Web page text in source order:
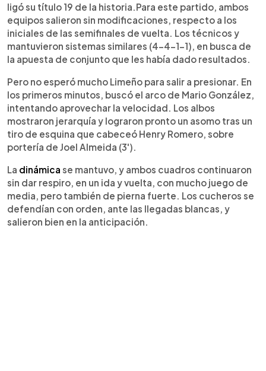
ligó su título 19 de la historia.Para este partido, ambos
equipos salieron sin modificaciones, respecto a los
iniciales de las semifinales de vuelta. Los técnicos y
mantuvieron sistemas similares (4-4-1-1), en busca de
la apuesta de conjunto que les había dado resultados.
Pero no esperó mucho Limeño para salir a presionar. En
los primeros minutos, buscó el arco de Mario González,
intentando aprovechar la velocidad. Los albos
mostraron jerarquía y lograron pronto un asomo tras un
tiro de esquina que cabeceó Henry Romero, sobre
portería de Joel Almeida (3').
La dinámica se mantuvo, y ambos cuadros continuaron
sin dar respiro, en un ida y vuelta, con mucho juego de
media, pero también de pierna fuerte. Los cucheros se
defendían con orden, ante las llegadas blancas, y
salieron bien en la anticipación.